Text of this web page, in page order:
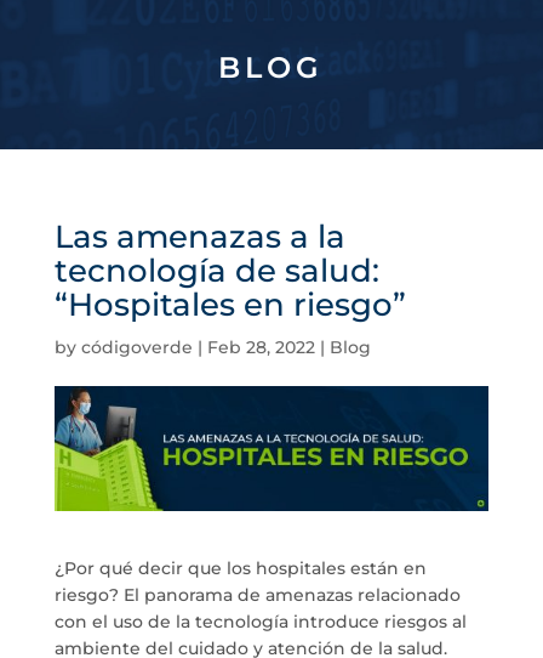
BLOG
Las amenazas a la
tecnología de salud:
“Hospitales en riesgo”
by códigoverde | Feb 28, 2022| Blog
¿Por qué decir que los hospitales están en
riesgo? El panorama de amenazas relacionado
con el uso de la tecnología introduce riesgos al
ambiente del cuidado y atención de la salud.